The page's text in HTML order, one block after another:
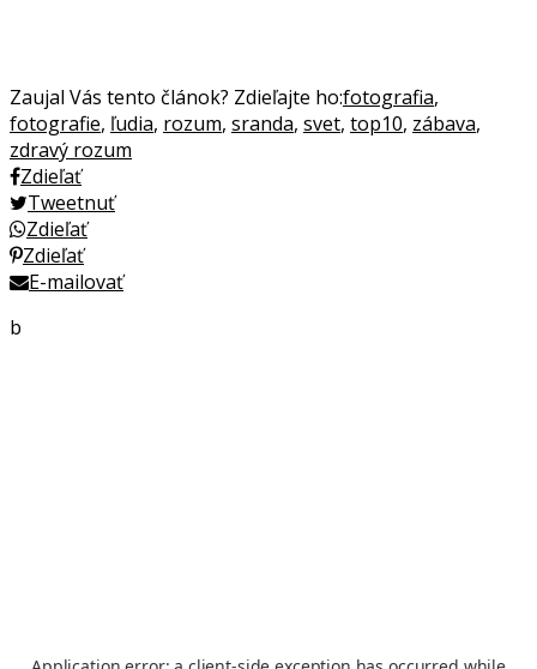
Zaujal Vás tento článok? Zdieľajte ho:fotografia,
fotografie, ľudia, rozum, sranda, svet, top10, zábava,
zdravý rozum
Zdieľať
Tweetnuť
Zdieľať
Zdieľať
E-mailovať
b